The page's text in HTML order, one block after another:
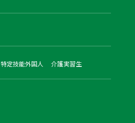
特定技能外国人 介護実習生